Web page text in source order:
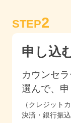
STEP2
申し込
カウンセ
選んで、申
（クレジット
決済・銀行振込